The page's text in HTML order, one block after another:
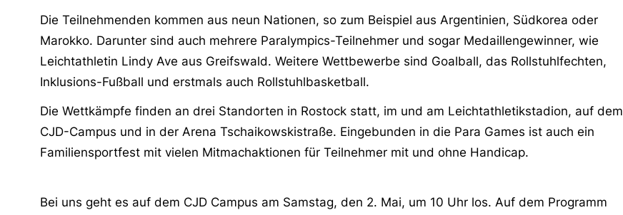
Die Teilnehmenden kommen aus neun Nationen, so zum Beispiel aus Argentinien, Südkorea oder
Marokko. Darunter sind auch mehrere Paralympics-Teilnehmer und sogar Medaillengewinner, wie
Leichtathletin Lindy Ave aus Greifswald. Weitere Wettbewerbe sind Goalball, das Rollstuhlfechten,
Inklusions-Fußball und erstmals auch Rollstuhlbasketball.
Die Wettkämpfe finden an drei Standorten in Rostock statt, im und am Leichtathletikstadion, auf dem
CJD-Campus und in der Arena Tschaikowskistraße. Eingebunden in die Para Games ist auch ein
Familiensportfest mit vielen Mitmachaktionen für Teilnehmer mit und ohne Handicap.
Bei uns geht es auf dem CJD Campus am Samstag, den 2. Mai, um 10 Uhr los. Auf dem Programm